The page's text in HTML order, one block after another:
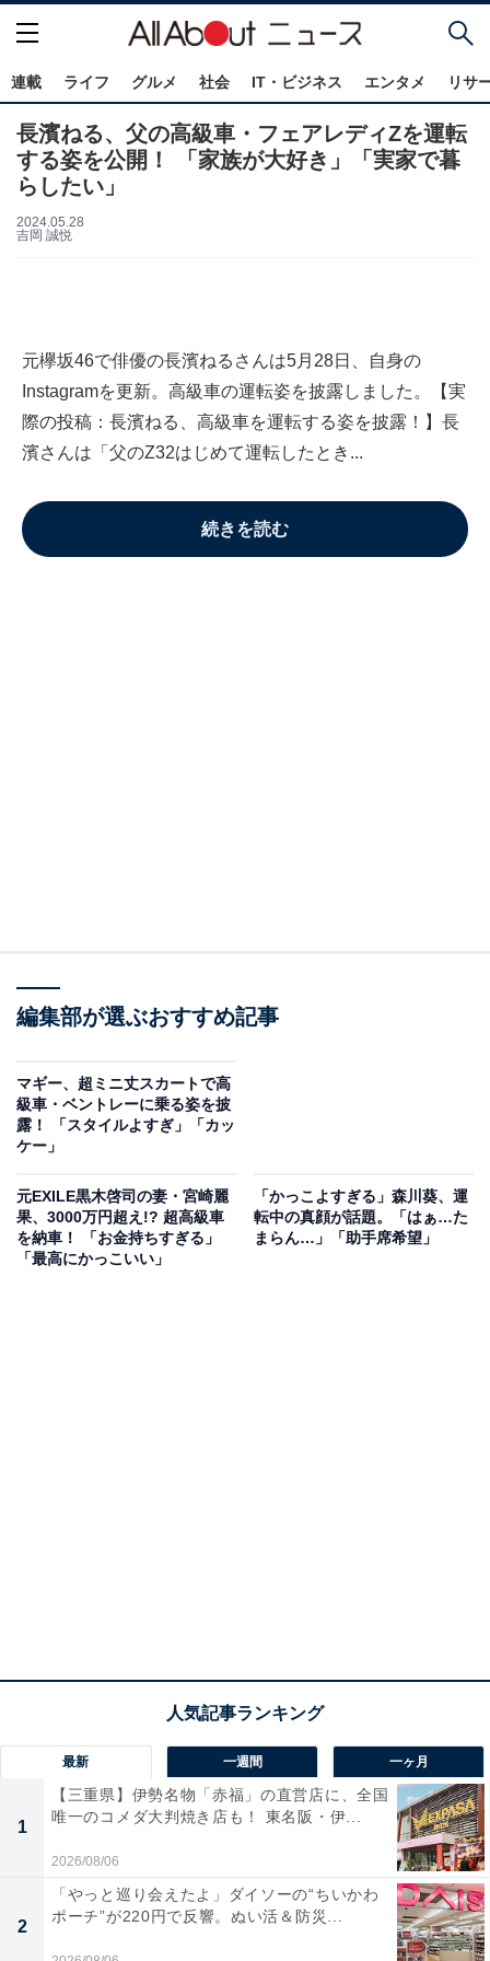
連載 ライフ グルメ 社会 IT・ビジネス エンタメ リサ
長濱ねる、父の高級車・フェアレディZを運転
する姿を公開！ 「家族が大好き」「実家で暮
らしたい」
2024.05.28
吉岡 誠悦
元欅坂46で俳優の長濱ねるさんは5月28日、自身の
Instagramを更新。高級車の運転姿を披露しました。【実
際の投稿：長濱ねる、高級車を運転する姿を披露！】長
濱さんは「父のZ32はじめて運転したとき...
続きを読む
編集部が選ぶおすすめ記事
マギー、超ミニ丈スカートで高
級車・ベントレーに乗る姿を披
露！ 「スタイルよすぎ」「カッ
ケー」
元EXILE黒木啓司の妻・宮崎麗
果、3000万円超え!? 超高級車
を納車！ 「お金持ちすぎる」
「最高にかっこいい」
「かっこよすぎる」森川葵、運
転中の真顔が話題。「はぁ…た
まらん…」「助手席希望」
最新 一週間 一ヶ月
1
【三重県】伊勢名物「赤福」の直営店に、全国
唯一のコメダ大判焼き店も！ 東名阪・伊...
2026/08/06
2
「やっと巡り会えたよ」ダイソーの“ちいかわ
ポーチ”が220円で反響。ぬい活＆防災...